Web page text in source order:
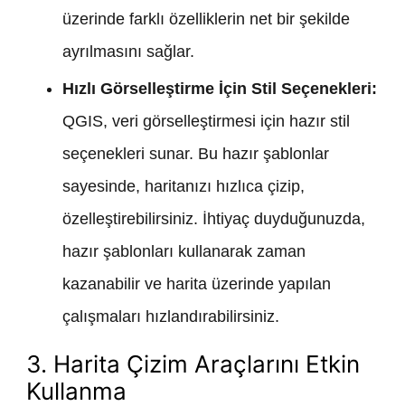
üzerinde farklı özelliklerin net bir şekilde
ayrılmasını sağlar.
Hızlı Görselleştirme İçin Stil Seçenekleri:
QGIS, veri görselleştirmesi için hazır stil
seçenekleri sunar. Bu hazır şablonlar
sayesinde, haritanızı hızlıca çizip,
özelleştirebilirsiniz. İhtiyaç duyduğunuzda,
hazır şablonları kullanarak zaman
kazanabilir ve harita üzerinde yapılan
çalışmaları hızlandırabilirsiniz.
3. Harita Çizim Araçlarını Etkin
Kullanma